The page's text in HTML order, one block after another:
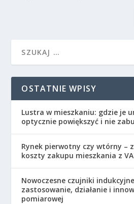
OSTATNIE WPISY
Lustra w mieszkaniu: gdzie je
optycznie powiększyć i nie
Rynek pierwotny czy wtórny –
koszty zakupu mieszkania z
Nowoczesne czujniki
zastosowanie, działanie i
pomiarowej